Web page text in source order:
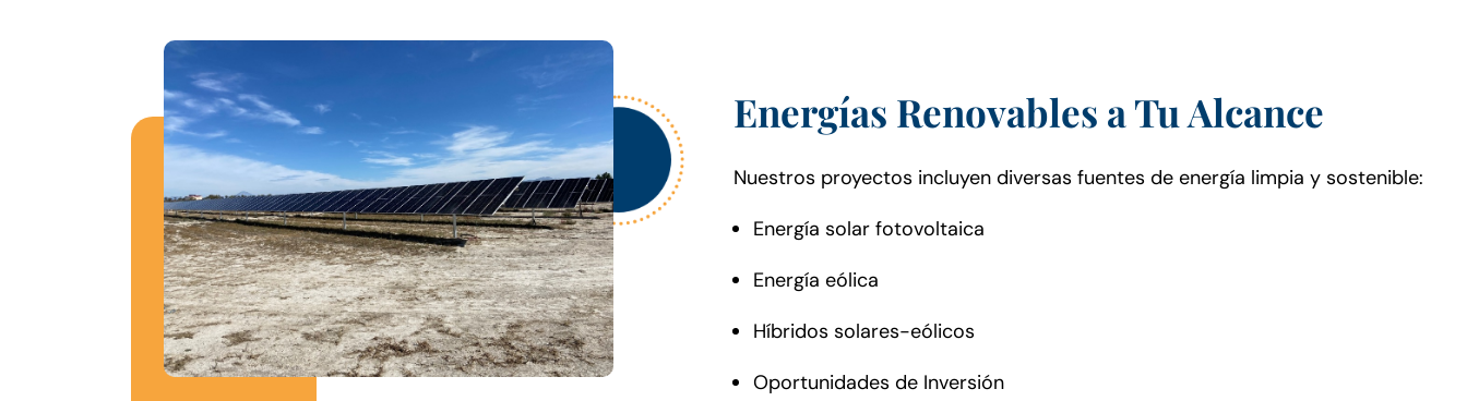
Energías Renovables a Tu Alcance
Nuestros proyectos incluyen diversas fuentes de energía limpia y sostenible:
Energía solar fotovoltaica
Energía eólica
Híbridos solares-eólicos
Oportunidades de Inversión